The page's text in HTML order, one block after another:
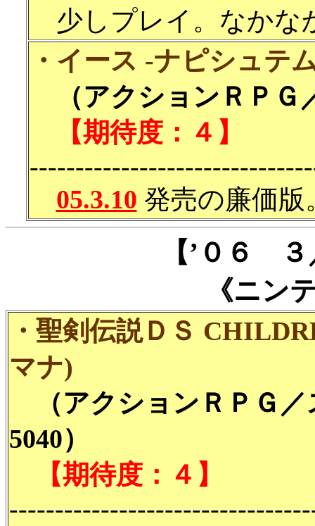
少しプレイ。なかな
・イース -ナピシュテ
（アクションＲＰＧ
【期待度：４】
05.3.10 発売の廉価版
【’０６
《ニン
・聖剣伝説ＤＳ
マナ)
（アクションＲＰＧ／
5040）
【期待度：４】